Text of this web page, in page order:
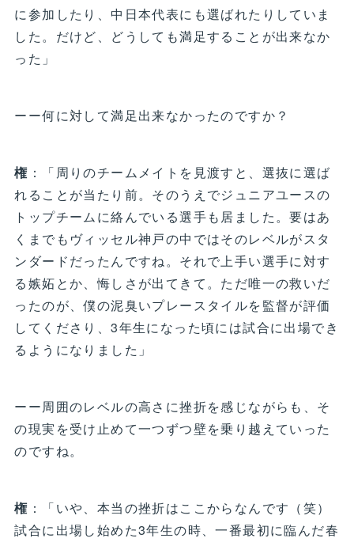
に参加したり、中日本代表にも選ばれたりしていま
した。だけど、どうしても満足することが出来なか
った」
ーー何に対して満足出来なかったのですか？
権 ：「周りのチームメイトを見渡すと、選抜に選ば
れることが当たり前。そのうえでジュニアユースの
トップチームに絡んでいる選手も居ました。要はあ
くまでもヴィッセル神戸の中ではそのレベルがスタ
ンダードだったんですね。それで上手い選手に対す
る嫉妬とか、悔しさが出てきて。ただ唯一の救いだ
ったのが、僕の泥臭いプレースタイルを監督が評価
してくださり、3年生になった頃には試合に出場でき
るようになりました」
ーー周囲のレベルの高さに挫折を感じながらも、そ
の現実を受け止めて一つずつ壁を乗り越えていった
のですね。
権 ：「いや、本当の挫折はここからなんです（笑）
試合に出場し始めた3年生の時、一番最初に臨んだ春